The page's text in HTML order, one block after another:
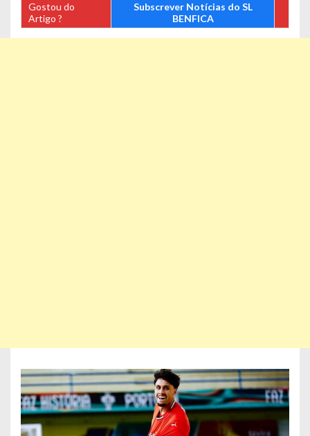
Gostou do
Artigo ?
Subscrever Notícias do SL
BENFICA